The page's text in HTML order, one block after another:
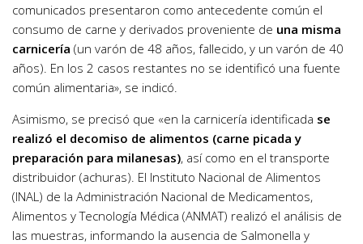
comunicados presentaron como antecedente común el
consumo de carne y derivados proveniente de una misma
carnicería (un varón de 48 años, fallecido, y un varón de 40
años). En los 2 casos restantes no se identificó una fuente
común alimentaria», se indicó.
Asimismo, se precisó que «en la carnicería identificada se
realizó el decomiso de alimentos (carne picada y
preparación para milanesas), así como en el transporte
distribuidor (achuras). El Instituto Nacional de Alimentos
(INAL) de la Administración Nacional de Medicamentos,
Alimentos y Tecnología Médica (ANMAT) realizó el análisis de
las muestras, informando la ausencia de Salmonella y